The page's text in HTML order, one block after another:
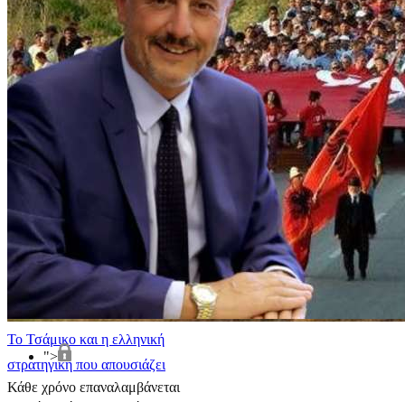
​Το Τσάμικο και η ελληνική
στρατηγική που απουσιάζει
Κάθε χρόνο επαναλαμβάνεται
">